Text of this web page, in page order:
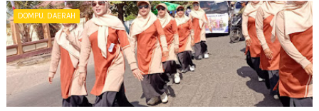
DOMPU. DAERAH